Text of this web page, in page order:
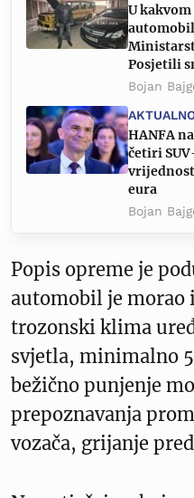
U
Posjetili
Bojan
HANFA
četiri
eura
Bojan
Popis opreme je
automobil je
trozonski klima
svjetla, minimalno
bežično punjenje
prepoznavanja
vozača, grijanje